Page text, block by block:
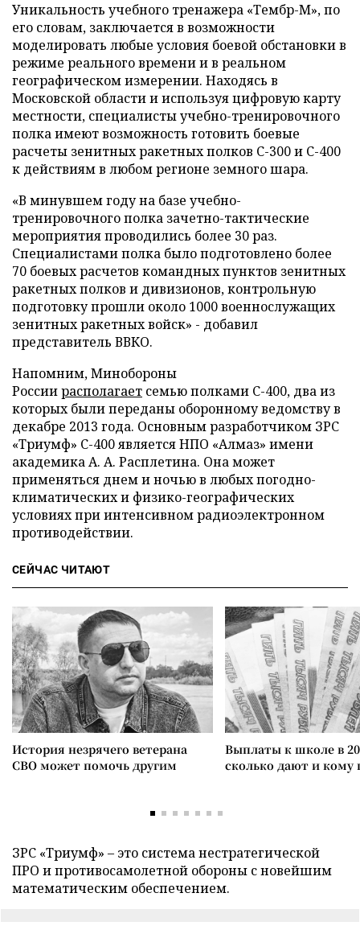
Уникальность учебного тренажера «Тембр-М», по
его словам, заключается в возможности
моделировать любые условия боевой обстановки в
режиме реального времени и в реальном
географическом измерении. Находясь в
Московской области и используя цифровую карту
местности, специалисты учебно-тренировочного
полка имеют возможность готовить боевые
расчеты зенитных ракетных полков С-300 и С-400
к действиям в любом регионе земного шара.
«В минувшем году на базе учебно-
тренировочного полка зачетно-тактические
мероприятия проводились более 30 раз.
Специалистами полка было подготовлено более
70 боевых расчетов командных пунктов зенитных
ракетных полков и дивизионов, контрольную
подготовку прошли около 1000 военнослужащих
зенитных ракетных войск» - добавил
представитель ВВКО.
Напомним, Минобороны
Россиирасполагает семью полками С-400, два из
которых были переданы оборонному ведомству в
декабре 2013 года. Основным разработчиком ЗРС
«Триумф» С-400 является НПО «Алмаз» имени
академика А. А. Расплетина. Она может
применяться днем и ночью в любых погодно-
климатических и физико-географических
условиях при интенсивном радиоэлектронном
противодействии.
СЕЙЧАС ЧИТАЮТ
История незрячего ветерана
СВО может помочь другим
Выплаты к школе в
сколько дают и
ЗРС «Триумф» – это система нестратегической
ПРО и противосамолетной обороны с новейшим
математическим обеспечением.